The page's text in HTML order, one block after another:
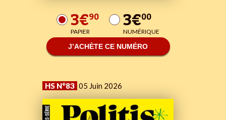
3€90
PAPIER 3€00
NUMÉRIQUE
J’ACHÈTE CE NUMÉRO
HS N°83 05 Juin 2026